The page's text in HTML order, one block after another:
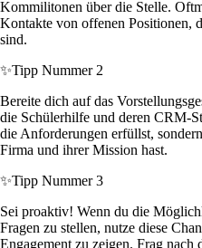
Kommilitonen über die Stelle.
Kontakte von offenen Positionen,
sind.
✨Tipp Nummer 2
Bereite dich auf das
die Schülerhilfe und deren CRM-
die Anforderungen erfüllst,
Firma und ihrer Mission hast.
✨Tipp Nummer 3
Sei proaktiv! Wenn du die
Fragen zu stellen, nutze diese
Engagement zu zeigen. Frag